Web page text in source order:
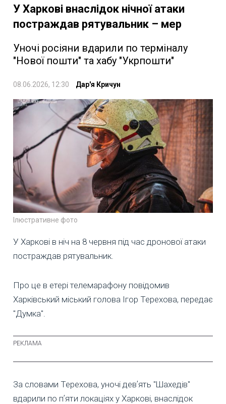
У Харкові внаслідок нічної атаки
постраждав рятувальник – мер
Уночі росіяни вдарили по терміналу
"Нової пошти" та хабу "Укрпошти"
08.06.2026, 12:30 Дар'я Кричун
Ілюстративне фото
У Харкові в ніч на 8 червня під час дронової атаки
постраждав рятувальник.
Про це в етері телемарафону повідомив
Харківський міський голова Ігор Терехова, передає
"Думка".
За словами Терехова, уночі девʼять "Шахедів"
вдарили по пʼяти локаціях у Харкові, внаслідок